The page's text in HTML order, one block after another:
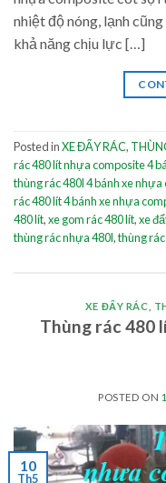
nhiệt độ nóng, lạnh
khả năng chịu lực […]
Posted inXE ĐẨY RÁC,
rác 480 lít nhựa composite 4
thùng rác 480l 4 bánh xe
rác 480 lít 4 bánh xe nhựa
480 lít,xe gom rác 480 lít,xe
thùng rác nhựa 480l,thùng
XE ĐẨY RÁC
Thùng rác 480
POSTED ON
10
Th5